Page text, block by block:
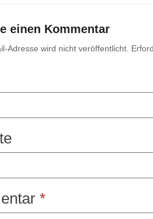
einen Kommentar
Adresse wird nicht veröffentlicht.
*